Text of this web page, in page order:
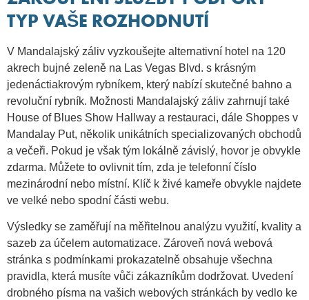
TYP VAŠE ROZHODNUTÍ
V Mandalajský záliv vyzkoušejte alternativní hotel na 120
akrech bujné zeleně na Las Vegas Blvd. s krásným
jedenáctiakrovým rybníkem, který nabízí skutečné bahno a
revoluční rybník. Možnosti Mandalajský záliv zahrnují také
House of Blues Show Hallway a restauraci, dále Shoppes v
Mandalay Put, několik unikátních specializovaných obchodů
a večeři. Pokud je však tým lokálně závislý, hovor je obvykle
zdarma. Můžete to ovlivnit tím, zda je telefonní číslo
mezinárodní nebo místní. Klíč k živé kameře obvykle najdete
ve velké nebo spodní části webu.
Výsledky se zaměřují na měřitelnou analýzu využití, kvality a
sazeb za účelem automatizace. Zároveň nová webová
stránka s podmínkami prokazatelně obsahuje všechna
pravidla, která musíte vůči zákazníkům dodržovat. Uvedení
drobného písma na vašich webových stránkách by vedlo ke